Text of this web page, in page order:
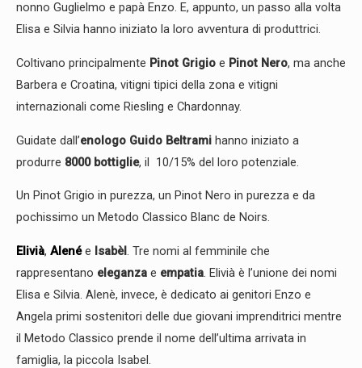
nonno Guglielmo e papà Enzo. E, appunto, un passo alla volta
Elisa e Silvia hanno iniziato la loro avventura di produttrici.
Coltivano principalmente Pinot Grigio e Pinot Nero, ma anche
Barbera e Croatina, vitigni tipici della zona e vitigni
internazionali come Riesling e Chardonnay.
Guidate dall’enologo Guido Beltrami hanno iniziato a
produrre 8000 bottiglie, il 10/15% del loro potenziale.
Un Pinot Grigio in purezza, un Pinot Nero in purezza e da
pochissimo un Metodo Classico Blanc de Noirs.
Elivià, Alenée Isabèl. Tre nomi al femminile che
rappresentano eleganza e empatia. Elivià è l’unione dei nomi
Elisa e Silvia. Alenè, invece, è dedicato ai genitori Enzo e
Angela primi sostenitori delle due giovani imprenditrici mentre
il Metodo Classico prende il nome dell’ultima arrivata in
famiglia, la piccola Isabel.